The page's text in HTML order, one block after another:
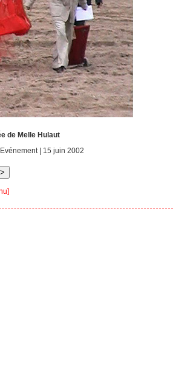
de Melle Hulaut
| 15 juin 2002